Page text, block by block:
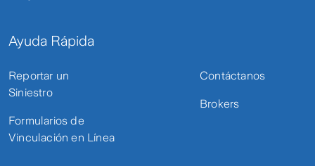
Ayuda Rápida
Reportar un
Siniestro
Formularios de
Vinculación en Línea
Contáctanos
Brokers